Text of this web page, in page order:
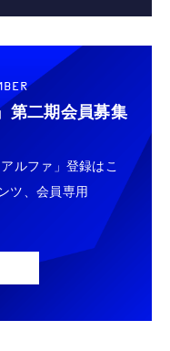
第二期会員募集
ルファ」登録はこ
ツ、会員専用